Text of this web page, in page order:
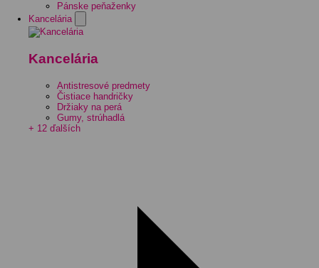
Pánske peňaženky
Kancelária
Kancelária
Antistresové predmety
Čistiace handričky
Držiaky na perá
Gumy, strúhadlá
+ 12 ďalších